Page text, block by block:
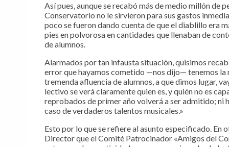
Así pues, aunque se recabó más de medio millón de
Conservatorio no le sirvieron para sus gastos
poco se fueron dando cuenta de que el diablillo era
pies en polvorosa en cantidades que llenaban de
de alumnos.
Alarmados por tan infausta situación, quisimos
error que hayamos cometido —nos dijo— tenemos
tremenda afluencia de alumnos, a que dimos lugar,
lectivo se verá claramente quien es, y quién no es
reprobados de primer año volverá a ser admitido; ni
caso de verdaderos talentos musicales.»
Esto por lo que se refiere al asunto especificado.
Director que el Comité Patrocinador «Amigos del